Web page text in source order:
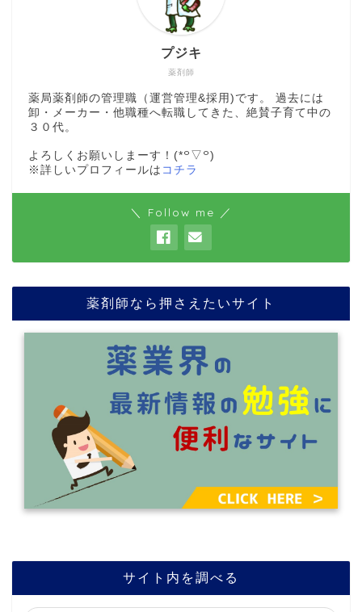
薬剤師
プジキ
薬局薬剤師の管理職（運営管理&採用)です。 過去には
卸・メーカー・他職種へ転職してきた、絶賛子育て中の
３０代。
よろしくお願いしまーす！(*꒪▽꒪)
※詳しいプロフィールは コチラ
＼ Follow me ／
薬剤師なら押さえたいサイト
サイト内を調べる